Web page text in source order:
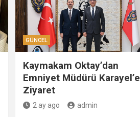
GÜNCEL
Kaymakam Oktay’dan
Emniyet Müdürü Karayel’e
Ziyaret
2 ay ago admin